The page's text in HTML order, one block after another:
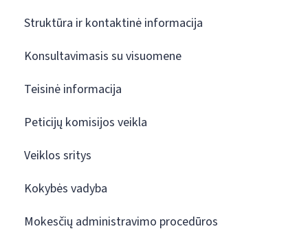
Struktūra ir kontaktinė informacija
Konsultavimasis su visuomene
Teisinė informacija
Peticijų komisijos veikla
Veiklos sritys
Kokybės vadyba
Mokesčių administravimo procedūros